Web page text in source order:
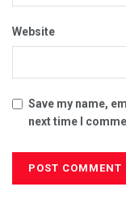
Website
Save my name,
next time I